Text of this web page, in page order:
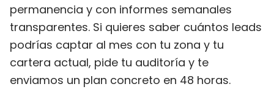
permanencia y con informes semanales
transparentes. Si quieres saber cuántos leads
podrías captar al mes con tu zona y tu
cartera actual, pide tu auditoría y te
enviamos un plan concreto en 48 horas.